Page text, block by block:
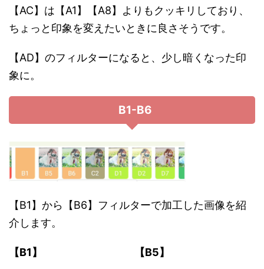
【AC】は【A1】【A8】よりもクッキリしており、
ちょっと印象を変えたいときに良さそうです。
【AD】のフィルターになると、少し暗くなった印
象に。
B1-B6
【B1】から【B6】フィルターで加工した画像を紹
介します。
【B1】 【B5】